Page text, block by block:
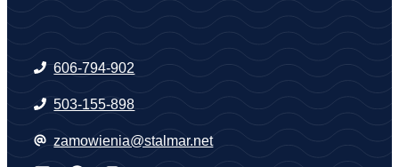
606-794-902
503-155-898
zamowienia@stalmar.net